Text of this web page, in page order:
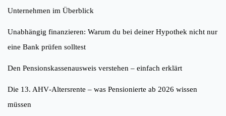
Unternehmen im Überblick
Unabhängig finanzieren: Warum du bei deiner Hypothek nicht nur
eine Bank prüfen solltest
Den Pensionskassenausweis verstehen – einfach erklärt
Die 13. AHV‑Altersrente – was Pensionierte ab 2026 wissen
müssen